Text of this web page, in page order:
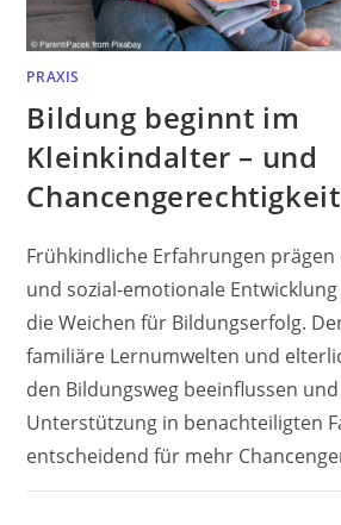
PRAXIS
Bildung beginnt im
Kleinkindalter – und
Frühkindliche Erfahrungen
und sozial-emotionale
die Weichen für Bildungserfolg.
familiäre Lernumwelten und
den Bildungsweg beeinflussen
Unterstützung in benachteiligten
entscheidend für mehr